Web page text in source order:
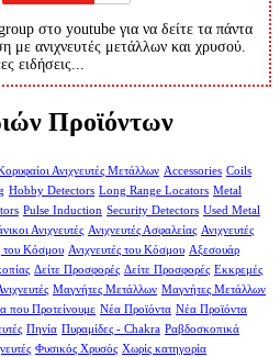
στο youtube για να δείτε τα πάντα
με ανιχνευτές μετάλλων και χρυσού.
ειδήσεις...
Προϊόντων
Ανιχνευτές Μετάλλων Accessories Coils
Hobby Detectors Long Range Locators Metal
Pulse Induction Security Detectors Used Metal
Ανιχνευτές Ανιχνευτές Ασφαλείας Ανιχνευτές
του Κόσμου Ανιχνευτές του Κόσμου Αξεσουάρ
Δείτε Προσφορές Δείτε Προσφορές Εκκρεμές
Μαγνήτες Μετάλλων Μαγνήτες Μετάλλων
που Προτείνουμε Νέα Προϊόντα Νέα Προϊόντα
Πηνία Πυραμίδες - Chakra Ραβδοσκοπικά
Φυσικός Χρυσός Χωρίς κατηγορία